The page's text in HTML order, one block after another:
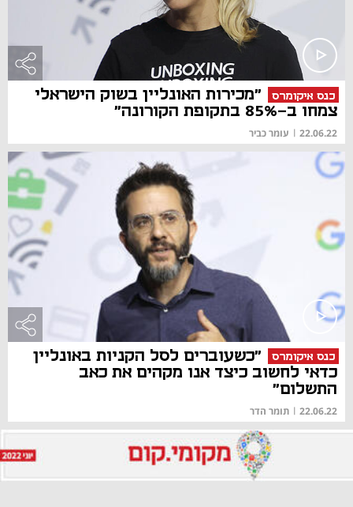
כנס איקומרס
"מכירות האונליין בשוק הישראלי
צמחו ב-85% בתקופת הקורונה"
22.06.22
| עומר כביר
כנס איקומרס
"כשעוברים לסל הקניות באונליין
כדאי לחשוב כיצד אנו מקהים את כאב
התשלום"
22.06.22
| תומר הדר